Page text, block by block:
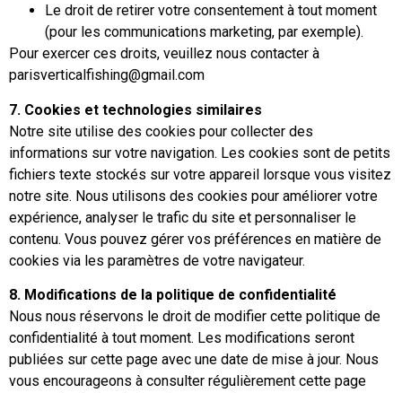
Le droit de retirer votre consentement à tout moment
(pour les communications marketing, par exemple).
Pour exercer ces droits, veuillez nous contacter à
parisverticalfishing@gmail.com
7. Cookies et technologies similaires
Notre site utilise des cookies pour collecter des
informations sur votre navigation. Les cookies sont de petits
fichiers texte stockés sur votre appareil lorsque vous visitez
notre site. Nous utilisons des cookies pour améliorer votre
expérience, analyser le trafic du site et personnaliser le
contenu. Vous pouvez gérer vos préférences en matière de
cookies via les paramètres de votre navigateur.
8. Modifications de la politique de confidentialité
Nous nous réservons le droit de modifier cette politique de
confidentialité à tout moment. Les modifications seront
publiées sur cette page avec une date de mise à jour. Nous
vous encourageons à consulter régulièrement cette page